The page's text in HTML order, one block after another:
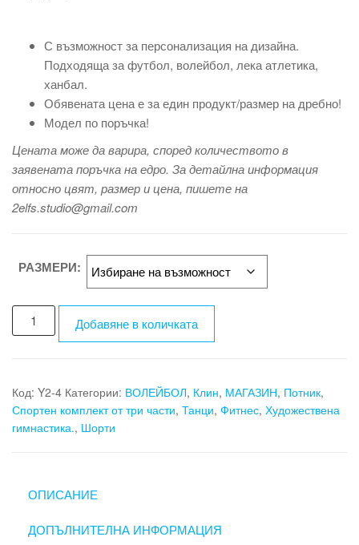
С възможност за персонализация на дизайна.
Подходяща за футбол, волейбол, лека атлетика,
ханбал.
Обявената цена е за един продукт/размер на дребно!
Модел по поръчка!
Цената може да варира, според количеството в
заявената поръчка на едро. За детайлна информация
относно цвят, размер и цена, пишете на
2elfs.studio@gmail.com
РАЗМЕРИ:
количество
за
electric
-
ХУДОЖЕСТВЕНА
Добавяне в количката
Код: Y2-4 Категории: ВОЛЕЙБОЛ, Клин, МАГАЗИН, Потник,
Спортен комплект от три части, Танци, Фитнес, Художествена
гимнастика., Шорти
ОПИСАНИЕ
ДОПЪЛНИТЕЛНА ИНФОРМАЦИЯ